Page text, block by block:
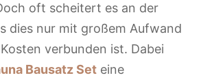
oft scheitert es an der
dies nur mit großem Aufwand
verbunden ist. Dabei
Bausatz Set eine